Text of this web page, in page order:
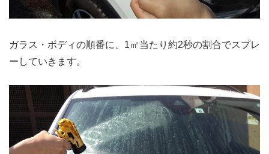
ガラス・ボディの順番に、1㎡当たり約2秒の割合でスプレ
ーしていきます。